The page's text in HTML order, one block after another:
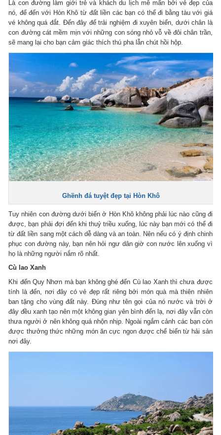
Là con đường làm giới trẻ và khách du lịch mê mẩn bởi vẻ đẹp của
nó, để đến với Hòn Khô từ đất liền các bạn có thể đi bằng tàu với giá
vé không quá đắt. Đến đây để trải nghiệm đi xuyên biển, dưới chân là
con đường cát mềm mịn với những con sóng nhỏ vỗ về đôi chân trần,
sẽ mang lại cho bạn cảm giác thích thú pha lẫn chút hồi hộp.
Ghềnh đá tuyệt đẹp tại Hòn Khô
Tuy nhiên con đường dưới biển ở Hòn Khô không phải lúc nào cũng đi
được, bạn phải đợi đến khi thuỷ triều xuống, lúc này bạn mới có thể đi
từ đất liền sang một cách dễ dàng và an toàn. Nên nếu có ý định chinh
phục con đường này, bạn nên hỏi ngư dân giờ con nước lên xuống vì
họ là những người nắm rõ nhất.
Cù lao Xanh
Khi đến Quy Nhơn mà bạn không ghé đến Cù lao Xanh thì chưa được
tính là đến, nơi đây có vẻ đẹp rất riêng bởi món quà mà thiên nhiên
ban tặng cho vùng đất này. Đúng như tên gọi của nó nước và trời ở
đây đều xanh tạo nên một không gian yên bình đến lạ, nơi đây vẫn còn
thưa người ở nên không quá nhộn nhịp. Ngoài ngắm cảnh các bạn còn
được thưởng thức những món ăn cực ngon được chế biến từ hải sản
nơi đây.